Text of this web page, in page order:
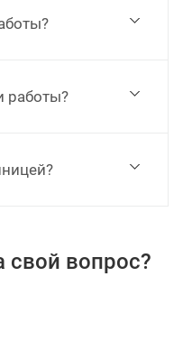
работы?
свой вопрос?